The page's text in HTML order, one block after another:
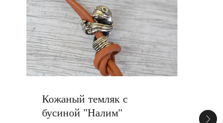
Кожаный темляк с
бусиной "Налим"